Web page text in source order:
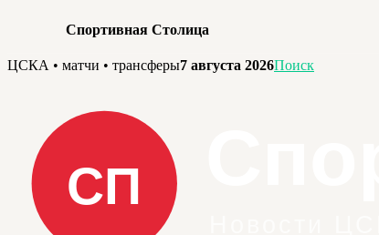
Спортивная Столица
Перейти
содержимому
ЦСКА • матчи • трансферы7 августа 2026Поиск